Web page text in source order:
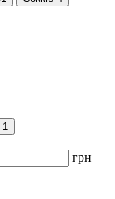
1
грн